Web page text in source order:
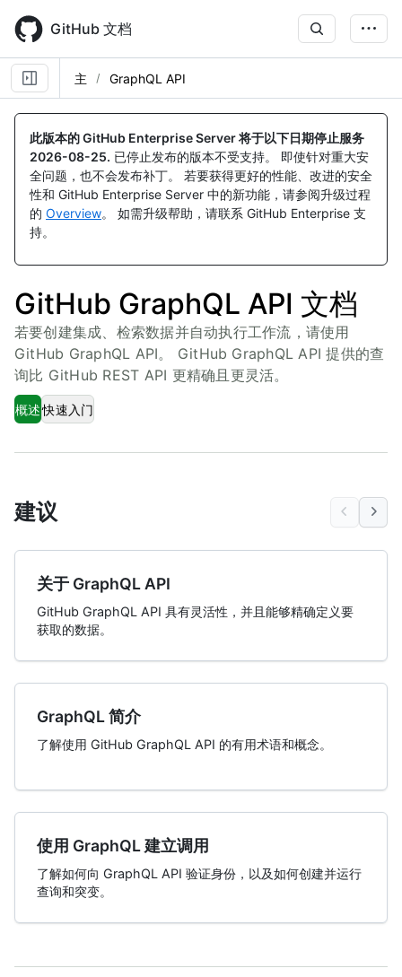
main
content
GitHub 文档
主 GraphQL API
此版本的 GitHub Enterprise Server 将于以下日期停止服务
2026-08-25. 已停止发布的版本不受支持。 即使针对重大安
全问题，也不会发布补丁。 若要获得更好的性能、改进的安全
性和 GitHub Enterprise Server 中的新功能，请参阅升级过程
的 Overview。 如需升级帮助，请联系 GitHub Enterprise 支
持。
GitHub GraphQL API 文档
若要创建集成、检索数据并自动执行工作流，请使用
GitHub GraphQL API。 GitHub GraphQL API 提供的查
询比 GitHub REST API 更精确且更灵活。
概述 快速入门
建议
关于 GraphQL API
GitHub GraphQL API 具有灵活性，并且能够精确定义要
获取的数据。
GraphQL 简介
了解使用 GitHub GraphQL API 的有用术语和概念。
使用 GraphQL 建立调用
了解如何向 GraphQL API 验证身份，以及如何创建并运行
查询和突变。